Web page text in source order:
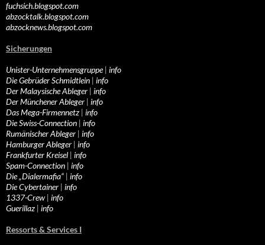
fuchsich.blogspot.com
abzocktalk.blogspot.com
abzocknews.blogspot.com
Sicherungen
Unister-Unternehmensgruppe| info
Die Gebrüder Schmidtlein | info
Der Malaysische Ableger | info
Der Münchener Ableger | info
Das Mega-Firmennetz | info
Die Swiss-Connection | info
Rumänischer Ableger | info
Hamburger Ableger | info
Frankfurter Kreisel | info
Spam-Connection | info
Die „Dialermafia“ | info
Die Cybertainer | info
1337-Crew | info
Guerillaz | info
Ressorts & Services I